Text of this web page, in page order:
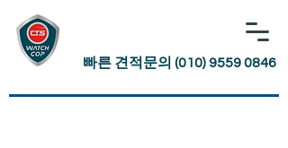
빠른 견적문의 (010) 9559 0846